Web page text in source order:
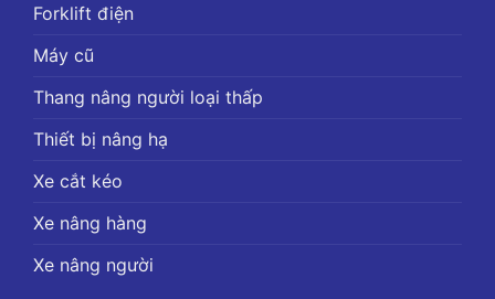
Forklift điện
Máy cũ
Thang nâng người loại thấp
Thiết bị nâng hạ
Xe cắt kéo
Xe nâng hàng
Xe nâng người